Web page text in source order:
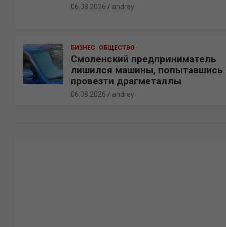
06.08.2026 andrey
БИЗНЕС ОБЩЕСТВО
Смоленский предприниматель
лишился машины, попытавшись
провезти драгметаллы
06.08.2026 andrey